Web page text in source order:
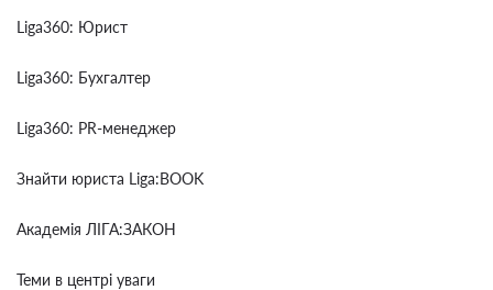
Liga360: Юрист
Liga360: Бухгалтер
Liga360: PR-менеджер
Знайти юриста Liga:BOOK
Академія ЛІГА:ЗАКОН
Теми в центрі уваги